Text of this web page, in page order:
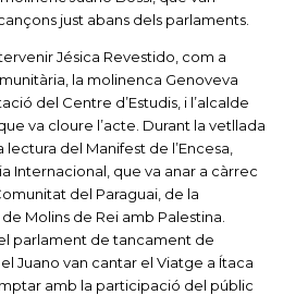
just abans dels parlaments.
Jésica Revestido, com a
la molinenca Genoveva
del Centre d’Estudis, i l’alcalde
va cloure l’acte. Durant la vetllada
del Manifest de l’Encesa,
Internacional, que va anar a càrrec
del Paraguai, de la
Molins de Rei amb Palestina.
parlament de tancament de
el Juano van cantar el Viatge a Ítaca
amb la participació del públic